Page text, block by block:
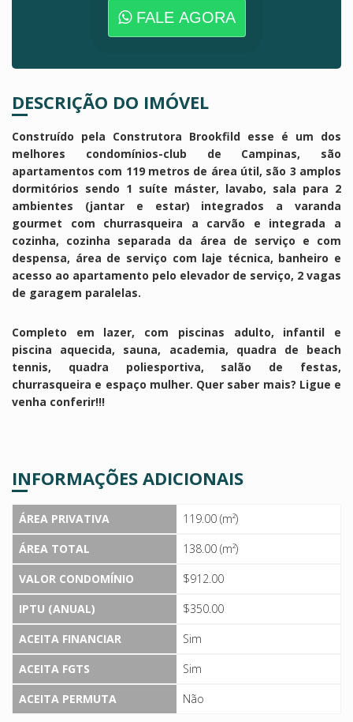
FALE AGORA
DESCRIÇÃO DO IMÓVEL
Construído pela Construtora Brookfild esse é um dos
melhores condomínios-club de Campinas, são
apartamentos com 119 metros de área útil, são 3 amplos
dormitórios sendo 1 suíte máster, lavabo, sala para 2
ambientes (jantar e estar) integrados a varanda
gourmet com churrasqueira a carvão e integrada a
cozinha, cozinha separada da área de serviço e com
despensa, área de serviço com laje técnica, banheiro e
acesso ao apartamento pelo elevador de serviço, 2 vagas
de garagem paralelas.
Completo em lazer, com piscinas adulto, infantil e
piscina aquecida, sauna, academia, quadra de beach
tennis, quadra poliesportiva, salão de festas,
churrasqueira e espaço mulher. Quer saber mais? Ligue e
venha conferir!!!
INFORMAÇÕES ADICIONAIS
ÁREA PRIVATIVA
119.00 (m²)
ÁREA TOTAL
138.00 (m²)
VALOR CONDOMÍNIO
$912.00
IPTU (ANUAL)
$350.00
ACEITA FINANCIAR
Sim
ACEITA FGTS
Sim
ACEITA PERMUTA
Não